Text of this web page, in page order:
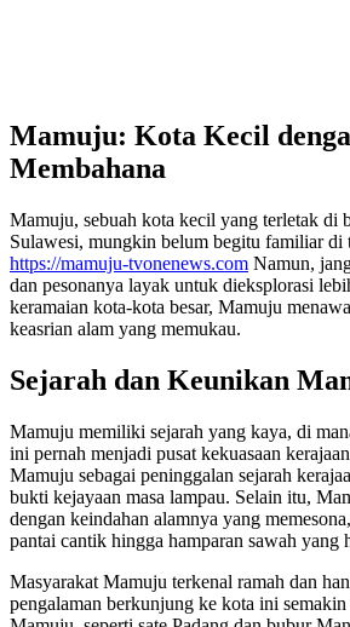
Mamuju: Kota Kecil
Membahana
Mamuju, sebuah kota kecil yang terletak di
Sulawesi, mungkin belum begitu familiar di
https://mamuju-tvonenews.com Namun,
dan pesonanya layak untuk dieksplorasi
keramaian kota-kota besar, Mamuju
keasrian alam yang memukau.
Sejarah dan Keunikan
Mamuju memiliki sejarah yang kaya, di
ini pernah menjadi pusat kekuasaan
Mamuju sebagai peninggalan sejarah
bukti kejayaan masa lampau. Selain itu,
dengan keindahan alamnya yang
pantai cantik hingga hamparan sawah yang
Masyarakat Mamuju terkenal ramah dan
pengalaman berkunjung ke kota ini